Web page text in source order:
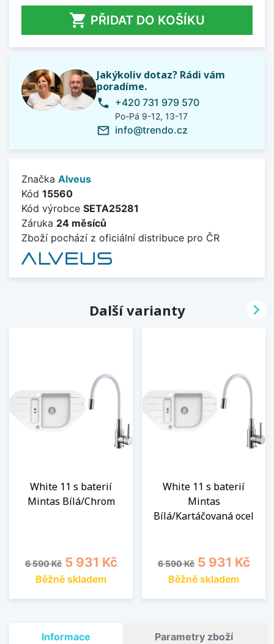
 PŘIDAT DO KOŠÍKU
Jakýkoliv dotaz? Rádi vám
poradíme.
phone +420 731 979 570
Po-Pá 9-12, 13-17
mail_outline info@trendo.cz
Značka Alveus
Kód 15560
Kód výrobce SETA25281
Záruka 24 měsíců
Zboží pochází z oficiální distribuce pro ČR
Další varianty
White 11 s baterií
Mintas Bílá/Chrom
Běžná cena
6 590 Kč Cena
5 931 Kč
Běžně skladem
White 11 s baterií
Mintas
Bílá/Kartáčovaná ocel
Běžná cena
6 590 Kč Cena
5 931 Kč
Běžně skladem

Informace Parametry zboží